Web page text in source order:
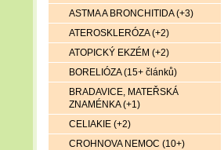
ASTMA A BRONCHITIDA (+3)
ATEROSKLERÓZA (+2)
ATOPICKÝ EKZÉM (+2)
BORELIÓZA (15+ článků)
BRADAVICE, MATEŘSKÁ
ZNAMÉNKA (+1)
CELIAKIE (+2)
CROHNOVA NEMOC (10+)